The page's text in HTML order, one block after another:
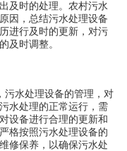
及时的处理。农村污水
因，总结污水处理设备
进行及时的更新，对污
及时调整。
污水处理设备的管理，对
水处理的正常运行，需
设备进行合理的更新和
格按照污水处理设备的
修保养，以确保污水处